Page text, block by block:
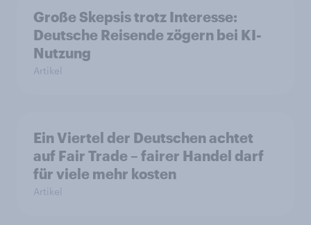
Große Skepsis trotz Interesse:
Deutsche Reisende zögern bei KI-
Nutzung
Artikel
Ein Viertel der Deutschen achtet
auf Fair Trade – fairer Handel darf
für viele mehr kosten
Artikel